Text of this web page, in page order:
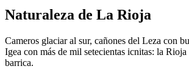
Naturaleza de La Rioja
Cameros glaciar al sur, cañones del Leza con
Igea con más de mil setecientas icnitas: la Rioja
barrica.